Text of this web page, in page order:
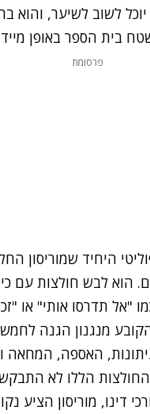
לשוב לשיער, והוא
בית הספר באופן
פרסומת
היחיד שמוריסון
הוא לבש חולצות עם
"אל תדרסו אותי" או
מנגנון הגנה לחמש
האספה, המחאה
הללו לא
דינו, מוריסון הציע